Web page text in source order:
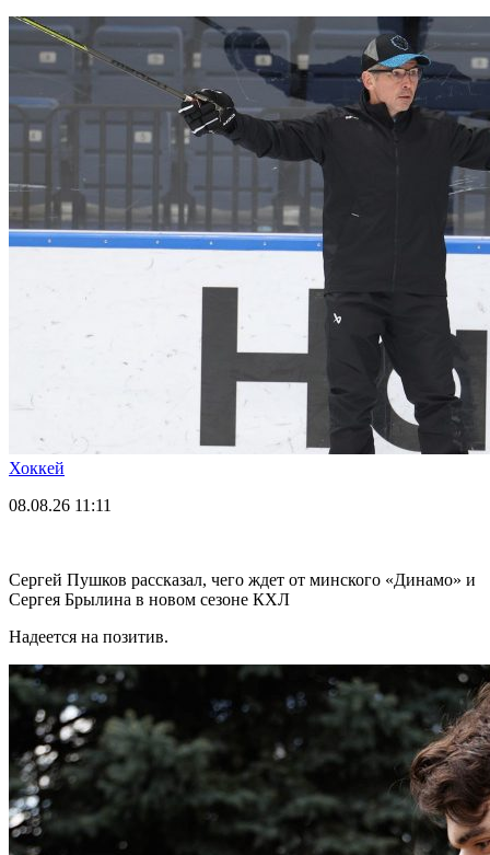
Хоккей
08.08.26 11:11
Сергей Пушков рассказал, чего ждет от минского «Динамо» и
Сергея Брылина в новом сезоне КХЛ
Надеется на позитив.